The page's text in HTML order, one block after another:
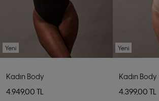
Yeni
Kadın Body
4.949,00 TL
Yeni
Kadın Body
4.399,00 TL